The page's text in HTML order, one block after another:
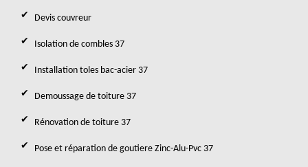
Devis couvreur
Isolation de combles 37
Installation toles bac-acier 37
Demoussage de toiture 37
Rénovation de toiture 37
Pose et réparation de goutiere Zinc-Alu-Pvc 37